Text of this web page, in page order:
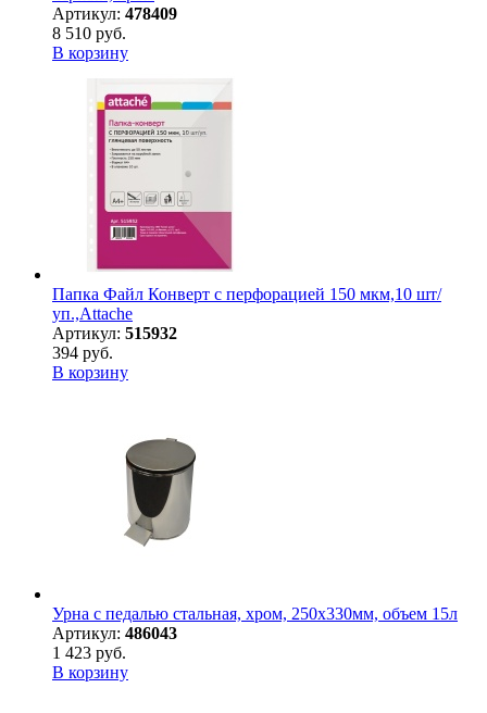
Артикул: 478409
8 510 руб.
В корзину
Папка Файл Конверт с перфорацией 150 мкм,10 шт/
уп.,Attache
Артикул: 515932
394 руб.
В корзину
Урна с педалью стальная, хром, 250х330мм, объем 15л
Артикул: 486043
1 423 руб.
В корзину